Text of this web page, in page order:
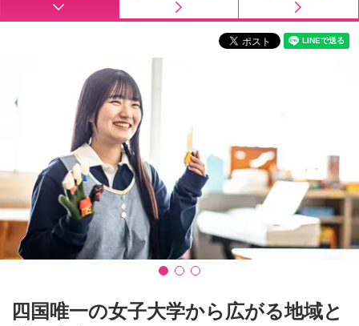
四国唯一の女子大学から広がる地域と